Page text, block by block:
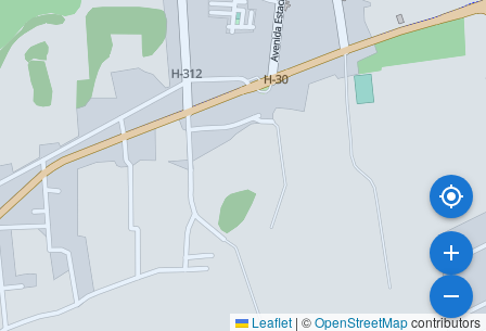
Leaflet | ©OpenStreetMapcontributors